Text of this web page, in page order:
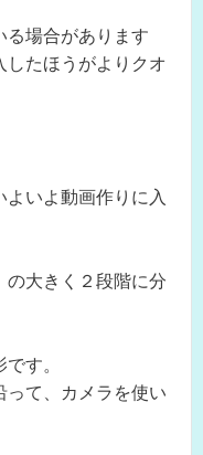
る場合があります
したほうがよりクオ
いよ動画作りに入
の大きく２段階に分
す。
って、カメラを使い